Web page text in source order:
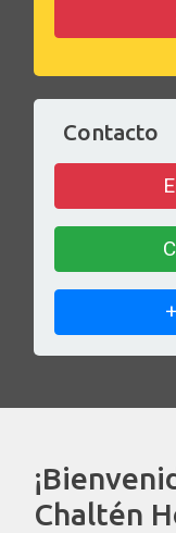
Contacto
Chaltén